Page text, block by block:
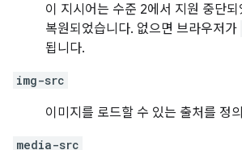
이 지시어는 수준 2에서 지원 중단되
복원되었습니다. 없으면 브라우저가
됩니다.
img-src
이미지를 로드할 수 있는 출처를 정
media-src